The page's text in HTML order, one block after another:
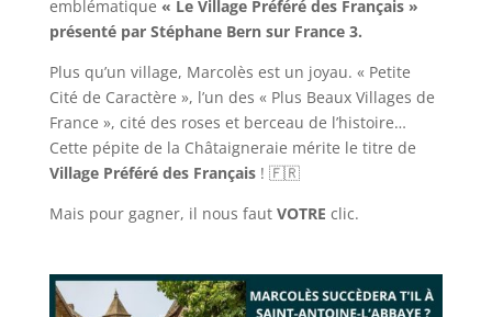
emblématique « Le Village Préféré des Français »
présenté par Stéphane Bern sur France 3.
Plus qu’un village, Marcolès est un joyau. « Petite
Cité de Caractère », l’un des « Plus Beaux Villages de
France », cité des roses et berceau de l’histoire…
Cette pépite de la Châtaigneraie mérite le titre de
Village Préféré des Français! 🇫🇷
Mais pour gagner, il nous faut VOTRE clic.